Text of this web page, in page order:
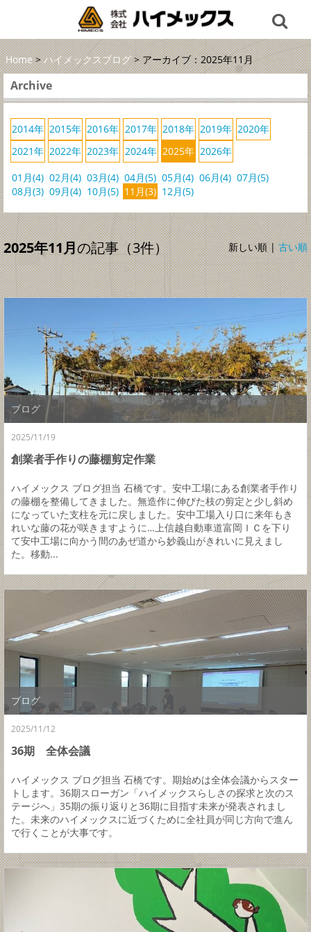
Home>ハイメックスブログ> アーカイブ：2025年11月
Archive
2014年 2015年 2016年 2017年 2018年 2019年 2020年
2021年 2022年 2023年 2024年 2025年 2026年
01月(4) 02月(4) 03月(4) 04月(5) 05月(4) 06月(4) 07月(5)
08月(3) 09月(4) 10月(5) 11月(3) 12月(5)
2025年11月の記事（3件） 新しい順 |古い順
ブログ
2025/11/19
創業者手作りの藤棚剪定作業
ハイメックス ブログ担当 石橋です。安中工場にある創業者手作り
の藤棚を整備してきました。無造作に伸びた枝の剪定と少し斜め
になっていた支柱を元に戻しました。安中工場入り口に来年もき
れいな藤の花が咲きますように…上信越自動車道富岡ＩＣを下り
て安中工場に向かう間のあぜ道から妙義山がきれいに見えまし
た。移動...
ブログ
2025/11/12
36期 全体会議
ハイメックス ブログ担当 石橋です。期始めは全体会議からスター
トします。36期スローガン「ハイメックスらしさの探求と次のス
テージへ」35期の振り返りと36期に目指す未来が発表されまし
た。未来のハイメックスに近づくために全社員が同じ方向で進ん
で行くことが大事です。